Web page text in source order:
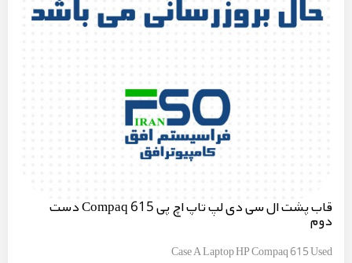
قاب پشت ال سی دی لپ تاپ اچ پی Compaq 615 دست
دوم
Case A Laptop HP Compaq 615 Used